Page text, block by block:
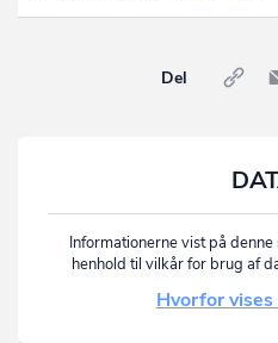
Del
Informationerne vist på
henhold til vilkår for brug af
Hvorfor